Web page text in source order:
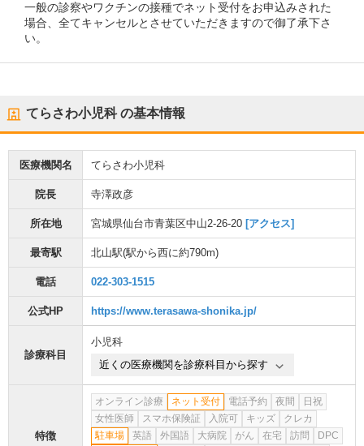
一般の診察やワクチンの接種でネット受付をお申込みされた
場合、全てキャンセルとさせていただきますので御了承下さ
い。
てらさわ小児科の基本情報
医療機関名 てらさわ小児科
院長 寺澤政彦
所在地 宮城県仙台市青葉区中山2-26-20 [アクセス]
最寄駅 北山駅(駅から西に約790m)
電話 022-303-1515
公式HP https://www.terasawa-shonika.jp/
診療科目
小児科
近くの医療機関を診療科目から探す
特徴
オンライン診療 ネット受付 電話予約 夜間
日祝
女性医師
スマホ保険証 入院可 キッズ
クレカ
駐車場
英語 外国語 大病院 がん 在宅 訪問
DPC